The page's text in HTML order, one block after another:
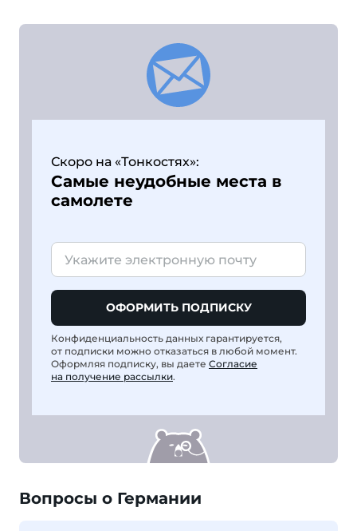
Скоро на «Тонкостях»:
Самые неудобные места в
самолете
ОФОРМИТЬ ПОДПИСКУ
Конфиденциальность данных гарантируется,
от подписки можно отказаться в любой момент.
Оформляя подписку, вы даете Согласие
на получение рассылки.
Вопросы о Германии